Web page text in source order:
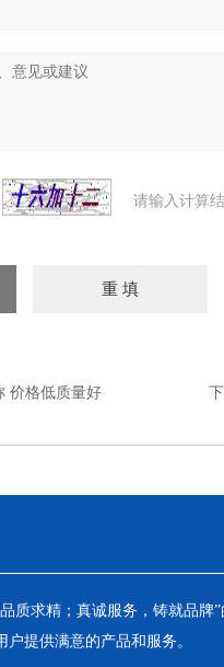
请输入计算
价格低质量好
质求精；真诚服务，铸就品牌
户提供满意的产品和服务。